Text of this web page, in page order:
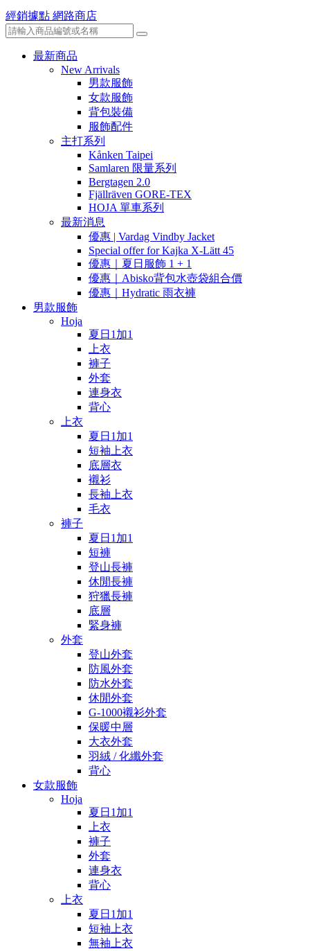
經銷據點 網路商店
最新商品
New Arrivals
男款服飾
女款服飾
背包裝備
服飾配件
主打系列
Kånken Taipei
Samlaren 限量系列
Bergtagen 2.0
Fjällräven GORE-TEX
HOJA 單車系列
最新消息
優惠 | Vardag Vindby Jacket
Special offer for Kajka X-Lätt 45
優惠｜夏日服飾 1 + 1
優惠｜Abisko背包水壺袋組合價
優惠｜Hydratic 雨衣褲
男款服飾
Hoja
夏日1加1
上衣
褲子
外套
連身衣
背心
上衣
夏日1加1
短袖上衣
底層衣
襯衫
長袖上衣
毛衣
褲子
夏日1加1
短褲
登山長褲
休閒長褲
狩獵長褲
底層
緊身褲
外套
登山外套
防風外套
防水外套
休閒外套
G-1000襯衫外套
保暖中層
大衣外套
羽絨 / 化纖外套
背心
女款服飾
Hoja
夏日1加1
上衣
褲子
外套
連身衣
背心
上衣
夏日1加1
短袖上衣
無袖上衣